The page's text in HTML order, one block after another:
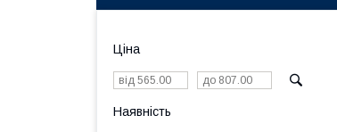
Ціна
Наявність